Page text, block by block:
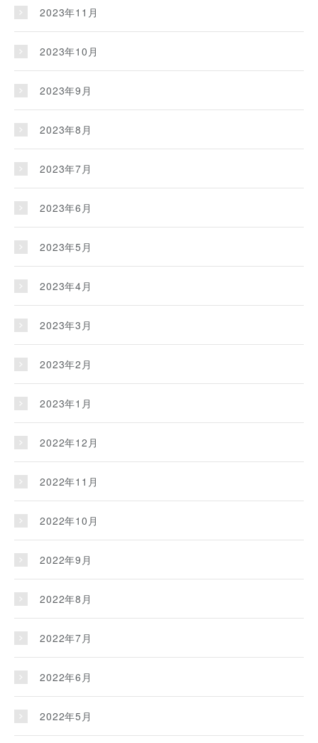
2023年11月
2023年10月
2023年9月
2023年8月
2023年7月
2023年6月
2023年5月
2023年4月
2023年3月
2023年2月
2023年1月
2022年12月
2022年11月
2022年10月
2022年9月
2022年8月
2022年7月
2022年6月
2022年5月